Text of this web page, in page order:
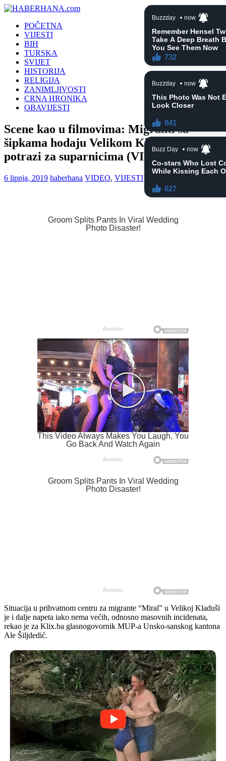
POČETNA
VIJESTI
BIH
TURSKA
SVIJET
HISTORIJA
RELIGIJA
ZANIMLJIVOSTI
CRNA HRONIKA
OBAVIJESTI
Scene kao u filmovima: Migranti sa
šipkama hodaju Velikom Kladušom u
potrazi za suparnicima (VIDEO)
6 lipnja, 2019 haberhana VIDEO, VIJESTI
Situacija u prihvatnom centru za migrante “Miral” u Velikoj Kladuši
je i dalje napeta iako nema većih, odnosno masovnih incidenata,
rekao je za Klix.ba glasnogovornik MUP-a Unsko-sanskog kantona
Ale Šiljdedić.